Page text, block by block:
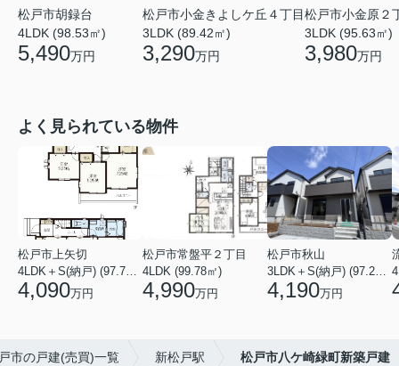
松戸市胡録台
4LDK (98.53㎡)
5,490万円
松戸市小金きよしケ丘４丁目
3LDK (89.42㎡)
3,290万円
松戸市小金原２
3LDK (95.63㎡)
3,980万円
よく見られている物件
松戸市上矢切
4LDK＋S(納戸) (97.71㎡)
4,090万円
松戸市常盤平２丁目
4LDK (99.78㎡)
4,990万円
松戸市秋山
3LDK＋S(納戸) (97.29㎡)
4,190万円
市の戸建(売買)一覧 新松戸駅 松戸市八ケ崎緑町新築戸建